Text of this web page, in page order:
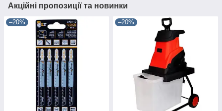
Акційні пропозиції та новинки
–20% –20%